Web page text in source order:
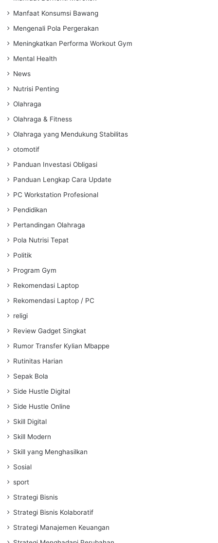
Manfaat Konsumsi Bawang
Mengenali Pola Pergerakan
Meningkatkan Performa Workout Gym
Mental Health
News
Nutrisi Penting
Olahraga
Olahraga & Fitness
Olahraga yang Mendukung Stabilitas
otomotif
Panduan Investasi Obligasi
Panduan Lengkap Cara Update
PC Workstation Profesional
Pendidikan
Pertandingan Olahraga
Pola Nutrisi Tepat
Politik
Program Gym
Rekomendasi Laptop
Rekomendasi Laptop / PC
religi
Review Gadget Singkat
Rumor Transfer Kylian Mbappe
Rutinitas Harian
Sepak Bola
Side Hustle Digital
Side Hustle Online
Skill Digital
Skill Modern
Skill yang Menghasilkan
Sosial
sport
Strategi Bisnis
Strategi Bisnis Kolaboratif
Strategi Manajemen Keuangan